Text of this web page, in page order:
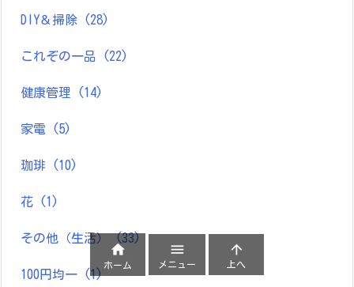
DIY＆掃除 (28)
これぞの一品 (22)
健康管理 (14)
家電 (5)
珈琲 (10)
花 (1)
その他（生活） (33)
100円均一 (1)

ホーム

メニュー

上へ